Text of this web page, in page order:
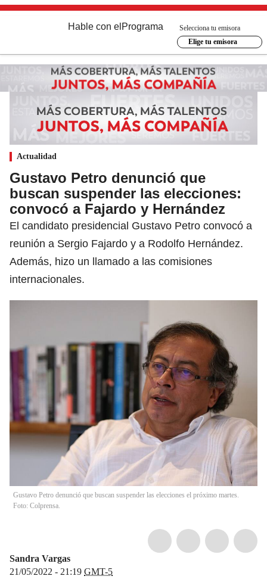
Hable con el Programa
Selecciona tu emisora
Elige tu emisora
Actualidad
Gustavo Petro denunció que
buscan suspender las elecciones:
convocó a Fajardo y Hernández
El candidato presidencial Gustavo Petro convocó a
reunión a Sergio Fajardo y a Rodolfo Hernández.
Además, hizo un llamado a las comisiones
internacionales.
Gustavo Petro denunció que buscan suspender las elecciones el próximo martes.
Foto: Colprensa.
Sandra Vargas
21/05/2022 - 21:19 GMT-5